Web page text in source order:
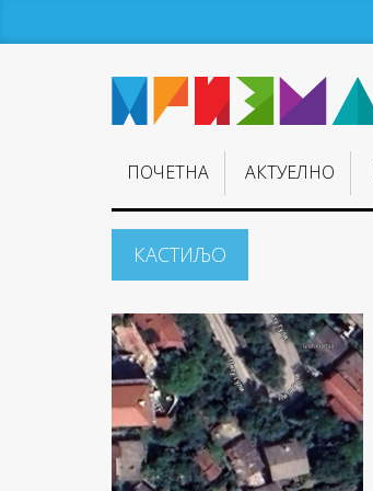
ПОЧЕТНА АКТУЕЛНО
КАСТИЉО